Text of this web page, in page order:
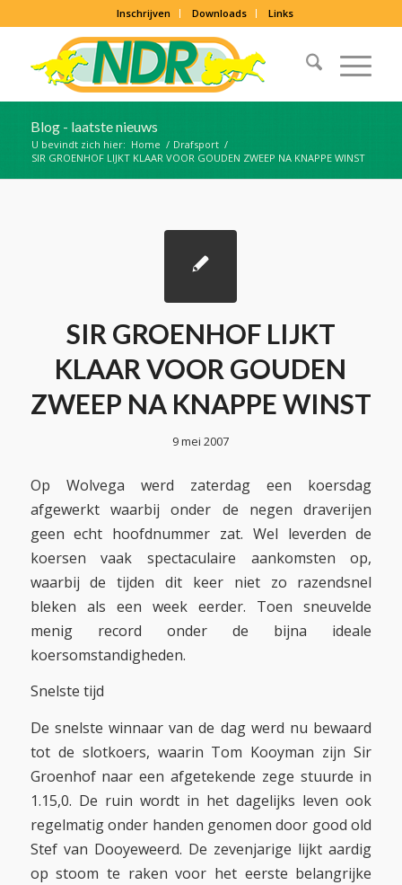
Inschrijven Downloads Links
Blog - laatste nieuws
U bevindt zich hier: Home / Drafsport /
SIR GROENHOF LIJKT KLAAR VOOR GOUDEN ZWEEP NA KNAPPE WINST
SIR GROENHOF LIJKT
KLAAR VOOR GOUDEN
ZWEEP NA KNAPPE WINST
9 mei 2007
Op Wolvega werd zaterdag een koersdag
afgewerkt waarbij onder de negen draverijen
geen echt hoofdnummer zat. Wel leverden de
koersen vaak spectaculaire aankomsten op,
waarbij de tijden dit keer niet zo razendsnel
bleken als een week eerder. Toen sneuvelde
menig record onder de bijna ideale
koersomstandigheden.
Snelste tijd
De snelste winnaar van de dag werd nu bewaard
tot de slotkoers, waarin Tom Kooyman zijn Sir
Groenhof naar een afgetekende zege stuurde in
1.15,0. De ruin wordt in het dagelijks leven ook
regelmatig onder handen genomen door good old
Stef van Dooyeweerd. De zevenjarige lijkt aardig
op stoom te raken voor het eerste belangrijke